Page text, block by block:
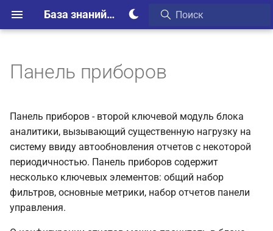
База знаний Webim
Панель приборов
Панель приборов - второй ключевой модуль блока
аналитики, вызывающий существенную нагрузку на
систему ввиду автообновления отчетов с некоторой
периодичностью. Панель приборов содержит
несколько ключевых элементов: общий набор
фильтров, основные метрики, набор отчетов панели
управления.